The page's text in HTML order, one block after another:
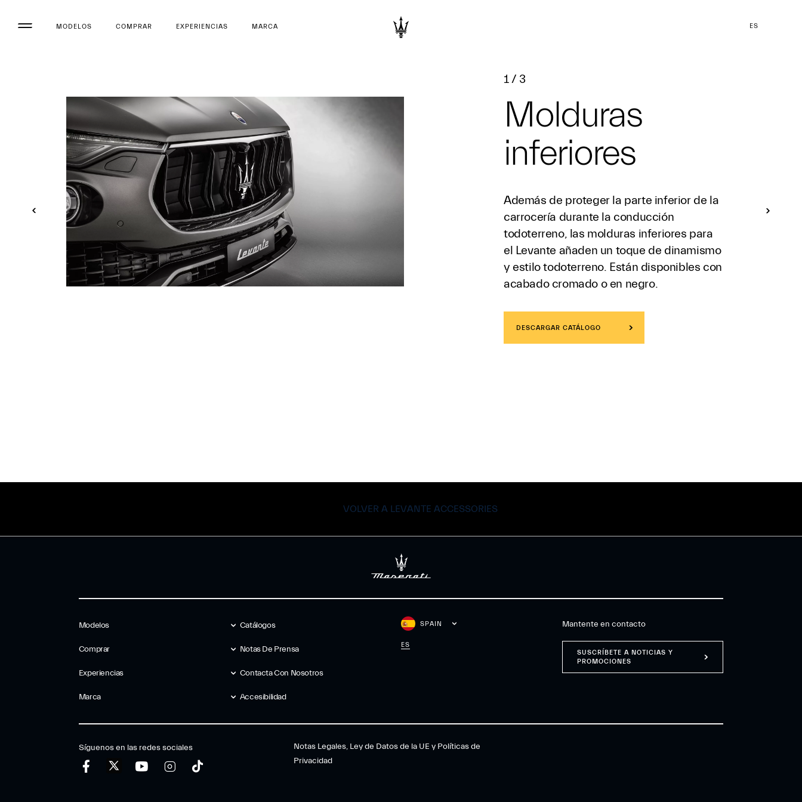
MODELOS COMPRAR EXPERIENCIAS MARCA ES
1 / 3
Molduras
inferiores
Además de proteger la parte inferior de la
carrocería durante la conducción
todoterreno, las molduras inferiores para
el Levante añaden un toque de dinamismo
y estilo todoterreno. Están disponibles con
acabado cromado o en negro.
DESCARGAR CATÁLOGO
VOLVER A LEVANTE ACCESSORIES
Modelos
Comprar
Experiencias
Marca
Catálogos
Notas De Prensa
Contacta Con Nosotros
Accesibilidad
SPAIN
ES
Mantente en contacto
SUSCRÍBETE A NOTICIAS Y
PROMOCIONES
Síguenos en las redes sociales
Notas Legales, Ley de Datos de la UE y Políticas de
Privacidad